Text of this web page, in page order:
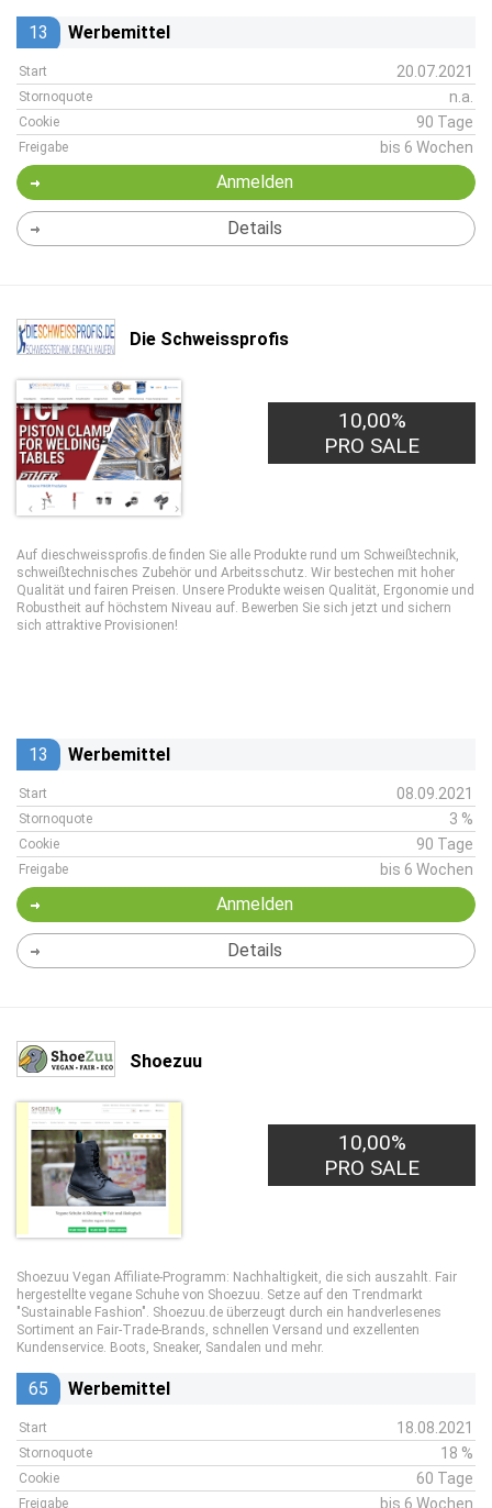
13 Werbemittel
Start 20.07.2021
Stornoquote n.a.
Cookie 90 Tage
Freigabe bis 6 Wochen
Anmelden
Details
Die Schweissprofis
10,00%
PRO SALE
Auf dieschweissprofis.de finden Sie alle Produkte rund um Schweißtechnik,
schweißtechnisches Zubehör und Arbeitsschutz. Wir bestechen mit hoher
Qualität und fairen Preisen. Unsere Produkte weisen Qualität, Ergonomie und
Robustheit auf höchstem Niveau auf. Bewerben Sie sich jetzt und sichern
sich attraktive Provisionen!
13 Werbemittel
Start 08.09.2021
Stornoquote 3 %
Cookie 90 Tage
Freigabe bis 6 Wochen
Anmelden
Details
Shoezuu
10,00%
PRO SALE
Shoezuu Vegan Affiliate-Programm: Nachhaltigkeit, die sich auszahlt. Fair
hergestellte vegane Schuhe von Shoezuu. Setze auf den Trendmarkt
"Sustainable Fashion". Shoezuu.de überzeugt durch ein handverlesenes
Sortiment an Fair-Trade-Brands, schnellen Versand und exzellenten
Kundenservice. Boots, Sneaker, Sandalen und mehr.
65 Werbemittel
Start 18.08.2021
Stornoquote 18 %
Cookie 60 Tage
Freigabe bis 6 Wochen